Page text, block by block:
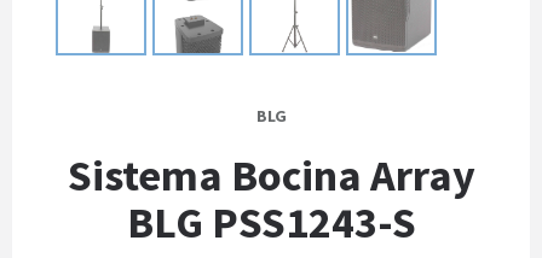
BLG
Sistema Bocina Array
BLG PSS1243-S